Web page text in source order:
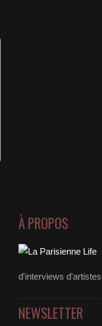
À PROPOS
d'interviews d'artistes
NEWSLETTER